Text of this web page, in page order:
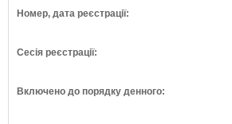
Номер, дата реєстрації:
Сесія реєстрації:
Включено до порядку денного: